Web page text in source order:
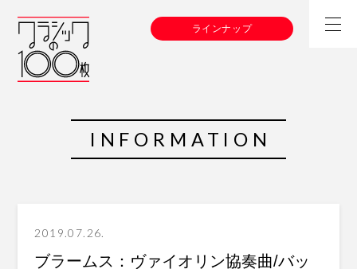
ラインナップ
INFORMATION
2019.07.26.
ブラームス：ヴァイオリン協奏曲/バッ